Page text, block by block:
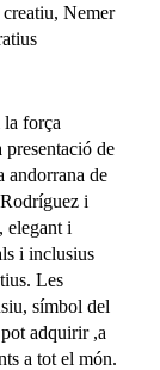
Nemer
la força
de
andorrana de
i
elegant i
i inclusius
Les
símbol del
adquirir ,a
a tot el món.